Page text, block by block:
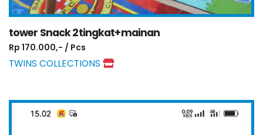
tower Snack 2tingkat+mainan
Rp 170.000,- / Pcs
TWINS COLLECTIONS